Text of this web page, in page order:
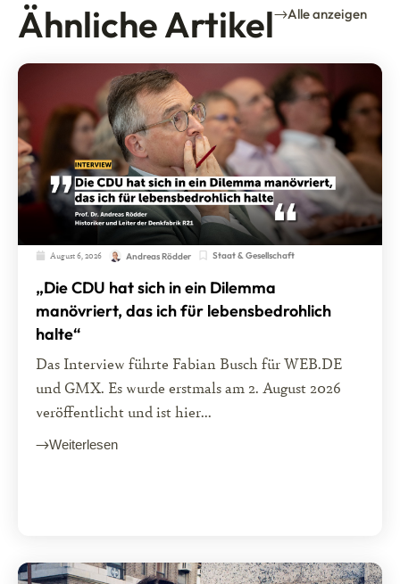
Ähnliche Artikel Alle anzeigen
August 6, 2026 Andreas Rödder Staat & Gesellschaft
„Die CDU hat sich in ein Dilemma
manövriert, das ich für lebensbedrohlich
halte“
Das Interview führte Fabian Busch für WEB.DE
und GMX. Es wurde erstmals am 2. August 2026
veröffentlicht und ist hier...
Weiterlesen